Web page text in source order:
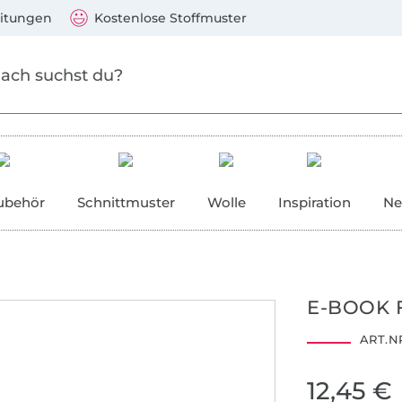
Kostenlose Stoffmuster
Schnittmuster Wolle Inspiration
E-BOOK
12,45 €
Mastercard, PayPal, Giropay, Kauf auf Rechnung,